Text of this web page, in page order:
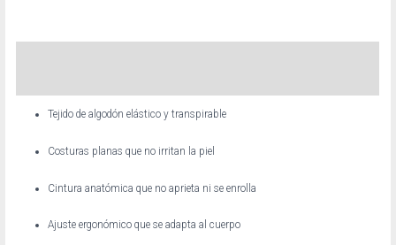
Tejido de algodón elástico y transpirable
Costuras planas que no irritan la piel
Cintura anatómica que no aprieta ni se enrolla
Ajuste ergonómico que se adapta al cuerpo